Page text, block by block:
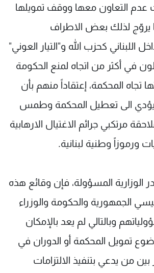
عدم التعاون معها ووقف تمويلها
يروّج لذلك بعض الاطراف
اللبناني كحزب الله و"التيار العوني"
في أكثر من اتجاه لمنع الحكومة
تجاه المحكمة، إعتقاداً منهم بأن
الى تعطيل المحكمة وطمس
مرتكبي جرائم الاغتيال الارهابية
ورموزاً وطنية لبنانية.
الوزارية المسؤولة، فإن وقائع هذه
الجمهورية والحكومة والوزراء
وبالتالي لم يعد بالإمكان
تمويل المحكمة أو الدوران في
بين من يدعي بتنفيذ الالتزامات